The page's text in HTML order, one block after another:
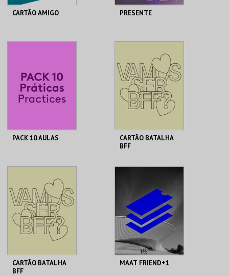
CARTÃO AMIGO
MADEIRA
MAIS INFO
COMPRAR
PRESENTE
MAIS INFO
COMPRAR
PACK 10 AULAS
MAIS INFO
COMPRAR
CARTÃO BATALHA
BFF
MAIS INFO
COMPRAR
CARTÃO BATALHA
BFF
MAAT FRIEND+1